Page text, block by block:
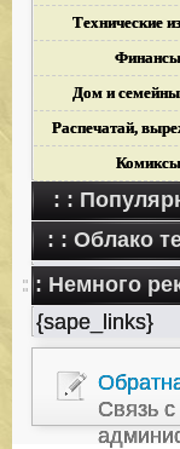
Технические
Финансы
Дом и
Распечатай,
Комиксы
: :
: : Облако
: : Немного
{sape_links}
Связь с